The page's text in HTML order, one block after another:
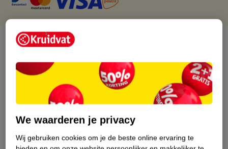
Over dit product
Productinformatie
Etiketinformatie
Nature Impact Score
Dit product heeft (nog) geen Nature
We waarderen je privacy
Wij gebruiken cookies om je de beste online ervaring te